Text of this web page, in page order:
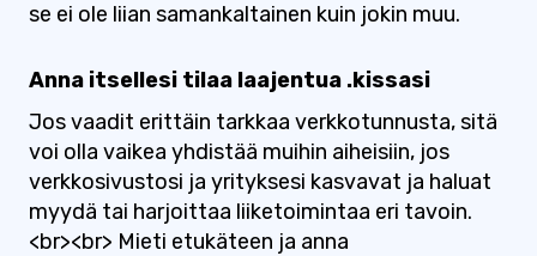
se ei ole liian samankaltainen kuin jokin muu.
Anna itsellesi tilaa laajentua .kissasi
Jos vaadit erittäin tarkkaa verkkotunnusta, sitä
voi olla vaikea yhdistää muihin aiheisiin, jos
verkkosivustosi ja yrityksesi kasvavat ja haluat
myydä tai harjoittaa liiketoimintaa eri tavoin.
<br><br> Mieti etukäteen ja anna